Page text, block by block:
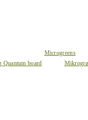
Quantum board
Microgreens